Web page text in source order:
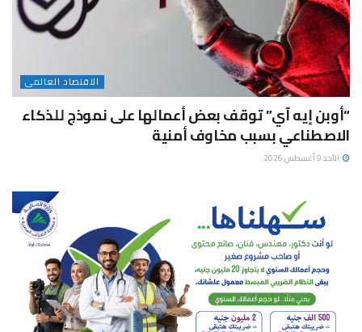
الاقتصاد العالمى
“أوبن إيه آي” توقف بعض أعمالها على نموذج للذكاء
الاصطناعي بسبب مخاوف أمنية
الأحد 9 أغسطس 2026